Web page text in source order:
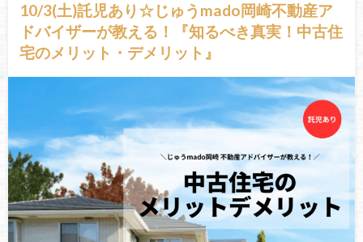
10/3(土)託児あり☆じゅうmado岡崎不動産ア
ドバイザーが教える！『知るべき真実！中古住
宅のメリット・デメリット』